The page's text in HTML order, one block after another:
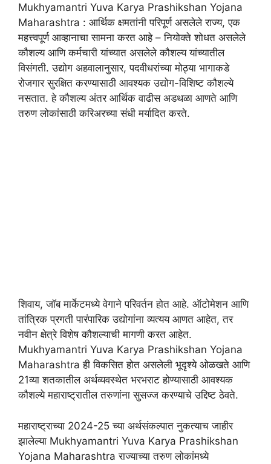
Mukhyamantri Yuva Karya Prashikshan Yojana
Maharashtra : आर्थिक क्षमतांनी परिपूर्ण असलेले राज्य, एक
महत्त्वपूर्ण आव्हानाचा सामना करत आहे – नियोक्ते शोधत असलेले
कौशल्य आणि कर्मचारी यांच्यात असलेले कौशल्य यांच्यातील
विसंगती. उद्योग अहवालानुसार, पदवीधरांच्या मोठ्या भागाकडे
रोजगार सुरक्षित करण्यासाठी आवश्यक उद्योग-विशिष्ट कौशल्ये
नसतात. हे कौशल्य अंतर आर्थिक वाढीस अडथळा आणते आणि
तरुण लोकांसाठी करिअरच्या संधी मर्यादित करते.
शिवाय, जॉब मार्केटमध्ये वेगाने परिवर्तन होत आहे. ऑटोमेशन आणि
तांत्रिक प्रगती पारंपारिक उद्योगांना व्यत्यय आणत आहेत, तर
नवीन क्षेत्रे विशेष कौशल्याची मागणी करत आहेत.
Mukhyamantri Yuva Karya Prashikshan Yojana
Maharashtra ही विकसित होत असलेली भूदृश्ये ओळखते आणि
21व्या शतकातील अर्थव्यवस्थेत भरभराट होण्यासाठी आवश्यक
कौशल्ये महाराष्ट्रातील तरुणांना सुसज्ज करण्याचे उद्दिष्ट ठेवते.
महाराष्ट्राच्या 2024-25 च्या अर्थसंकल्पात नुकत्याच जाहीर
झालेल्या Mukhyamantri Yuva Karya Prashikshan
Yojana Maharashtra राज्याच्या तरुण लोकांमध्ये